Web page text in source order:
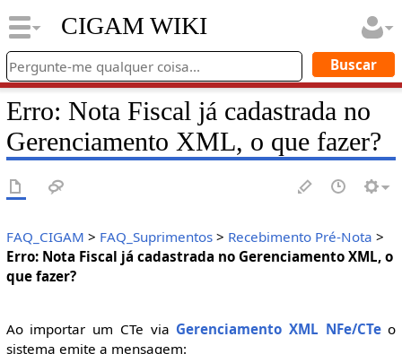
CIGAM WIKI
Erro: Nota Fiscal já cadastrada no
Gerenciamento XML, o que fazer?
FAQ_CIGAM > FAQ_Suprimentos> Recebimento Pré-Nota >
Erro: Nota Fiscal já cadastrada no Gerenciamento XML, o
que fazer?
Ao importar um CTe via Gerenciamento XML NFe/CTeo
sistema emite a mensagem: